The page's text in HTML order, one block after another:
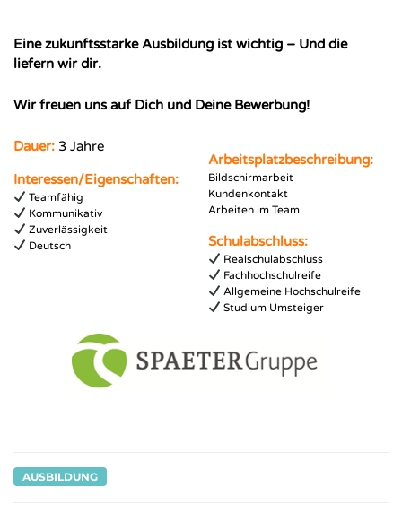
Eine zukunftsstarke Ausbildung ist wichtig – Und die
liefern wir dir.
Wir freuen uns auf Dich und Deine Bewerbung!
Arbeitsplatzbeschreibung:
Bildschirmarbeit
Kundenkontakt
Arbeiten im Team
Dauer: 3 Jahre
Interessen/Eigenschaften:
Teamfähig
Kommunikativ
Zuverlässigkeit
Deutsch
Schulabschluss:
Realschulabschluss
Fachhochschulreife
Allgemeine Hochschulreife
Studium Umsteiger
AUSBILDUNG